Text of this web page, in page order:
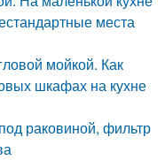
места
мойкой. Как
шкафах на кухне
раковиной, фильтр